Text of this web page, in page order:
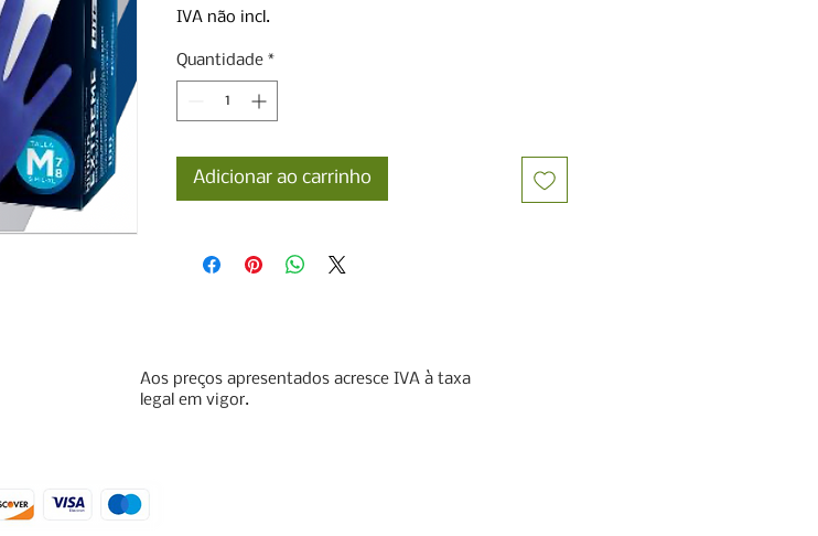
IVA não incl.
Quantidade *
Adicionar ao carrinho
Aos preços apresentados acresce IVA à taxa
legal em vigor.